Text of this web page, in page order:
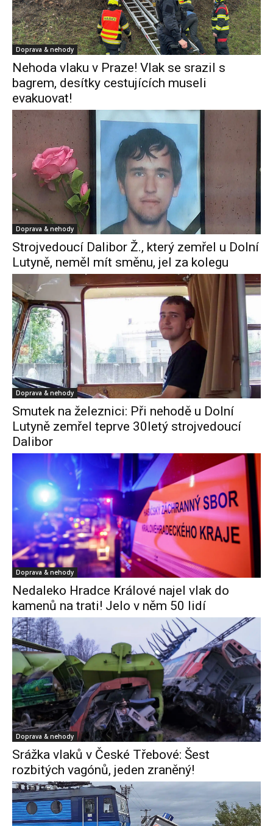
Doprava & nehody
Nehoda vlaku v Praze! Vlak se srazil s
bagrem, desítky cestujících museli
evakuovat!
Doprava & nehody
Strojvedoucí Dalibor Ž., který zemřel u Dolní
Lutyně, neměl mít směnu, jel za kolegu
Doprava & nehody
Smutek na železnici: Při nehodě u Dolní
Lutyně zemřel teprve 30letý strojvedoucí
Dalibor
Doprava & nehody
Nedaleko Hradce Králové najel vlak do
kamenů na trati! Jelo v něm 50 lidí
Doprava & nehody
Srážka vlaků v České Třebové: Šest
rozbitých vagónů, jeden zraněný!